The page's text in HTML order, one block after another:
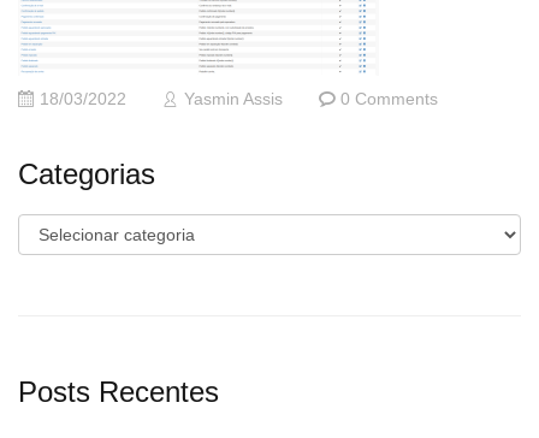
18/03/2022 Yasmin Assis 0 Comments
Categorias
Categorias
Posts Recentes